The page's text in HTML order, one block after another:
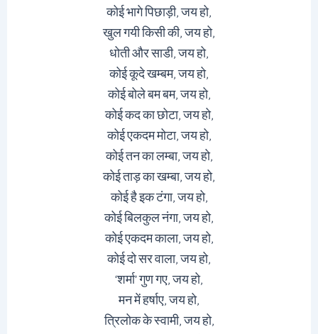
कोई भागे पिछाड़ी, जय हो,
खुल गयी किसी की, जय हो,
धोती और साडी, जय हो,
कोई कूदे खम्बम, जय हो,
कोई बोले बम बम, जय हो,
कोई कद का छोटा, जय हो,
कोई एकदम मोटा, जय हो,
कोई तन का लम्बा, जय हो,
कोई ताड़ का खम्बा, जय हो,
कोई है इक टंगा, जय हो,
कोई बिलकुल नंगा, जय हो,
कोई एकदम काला, जय हो,
कोई दो सर वाला, जय हो,
‘शर्मा’ गुण गए, जय हो,
मन में हर्षाए, जय हो,
त्रिलोक के स्वामी, जय हो,